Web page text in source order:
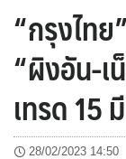
“กรุงไทย
“ผิงอัน-เ
เทรด 15
28/02/2023 14:50